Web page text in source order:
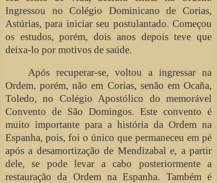
Ingressou no Colégio Dominicano de Corias,
Astúrias, para iniciar seu postulantado. Começou
os estudos, porém, dois anos depois teve que
deixa-lo por motivos de saúde.
Após recuperar-se, voltou a ingressar na
Ordem, porém, não em Corias, senão em Ocaña,
Toledo, no Colégio Apostólico do memorável
Convento de São Domingos. Este convento é
muito importante para a história da Ordem na
Espanha, pois, foi o único que permaneceu em pé
após a desamortização de Mendizabal e, a partir
dele, se pode levar a cabo posteriormente a
restauração da Ordem na Espanha. Também é